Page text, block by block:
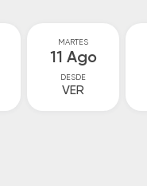
MARTES
11 Ago
DESDE
VER